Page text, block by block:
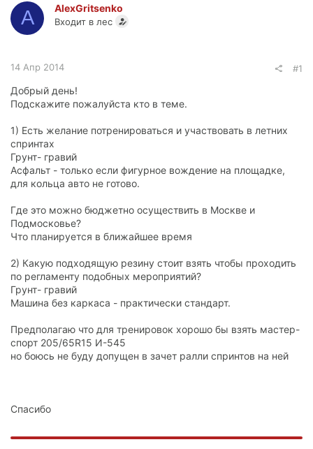
A AlexGritsenko
Входит в лес
14 Апр 2014 #1
Добрый день!
Подскажите пожалуйста кто в теме.
1) Есть желание потренироваться и участвовать в летних
спринтах
Грунт- гравий
Асфальт - только если фигурное вождение на площадке,
для кольца авто не готовo.
Где это можно бюджетно осуществить в Москве и
Подмосковье?
Что планируется в ближайшее время
2) Какую подходящую резину стоит взять чтобы проходить
по регламенту подобных мероприятий?
Грунт- гравий
Машина без каркаса - практически стандарт.
Предполагаю что для тренировок хорошо бы взять мастер-
спорт 205/65R15 И-545
но боюсь не буду допущен в зачет ралли спринтов на ней
Спасибо